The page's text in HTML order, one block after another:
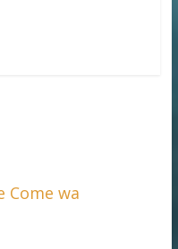
Come wa